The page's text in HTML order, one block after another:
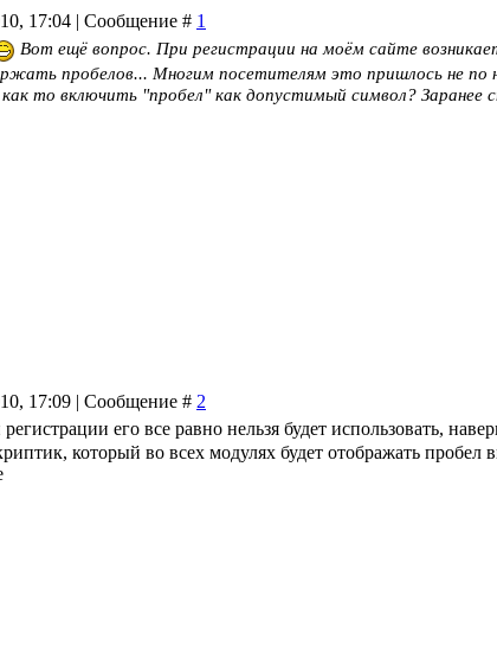
17:04 | Сообщение # 1
Вот ещё вопрос. При регистрации на моём сайте
пробелов... Многим посетителям это пришлось не по
то включить "пробел" как допустимый символ? Заранее
17:09 | Сообщение # 2
его все равно нельзя будет использовать,
который во всех модулях будет отображать пробел